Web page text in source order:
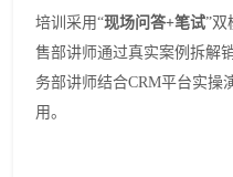
培训采用“现场问答+笔试”双
售部讲师通过真实案例拆解
务部讲师结合CRM平台实操
用。